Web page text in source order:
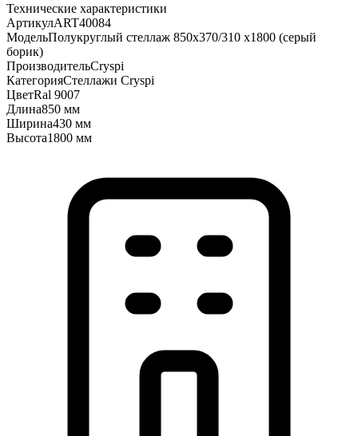
Технические характеристики
АртикулART40084
МодельПолукруглый стеллаж 850х370/310 х1800 (серый
борик)
ПроизводительCryspi
КатегорияСтеллажи Cryspi
ЦветRal 9007
Длина850 мм
Ширина430 мм
Высота1800 мм